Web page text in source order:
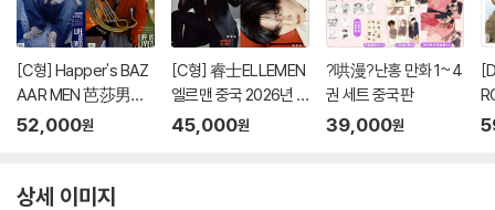
[C형] Happer's BAZ
AAR MEN 芭莎男士
하퍼스 바자 맨 중국 20
잡지+B형 잡지+카드
52,000원
[C형] 睿士ELLEMEN
엘르맨 중국 2026년 0
6월호 : 진철원 (?哲?)
45,000원
?哄漫?난홍 만화 1~4
권 세트 중국판
39,000원
상세 이미지